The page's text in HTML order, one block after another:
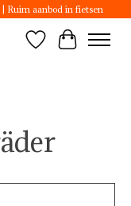
Ruim aanbod in fietsen
Wunschzettel
Ihr